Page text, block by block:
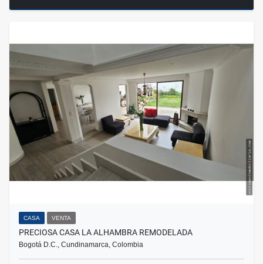
CASA VENTA
PRECIOSA CASA LA ALHAMBRA REMODELADA
Bogotá D.C., Cundinamarca, Colombia